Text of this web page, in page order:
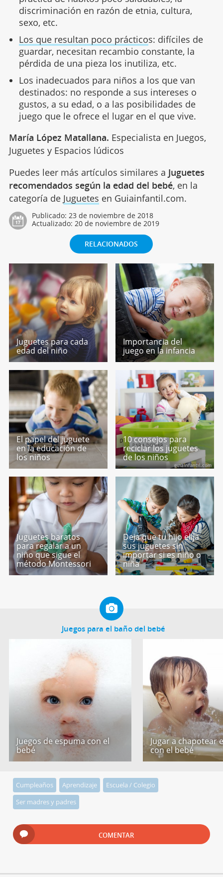
discriminación en razón de etnia, cultura,
sexo, etc.
Los que resultan poco prácticos: difíciles de
guardar, necesitan recambio constante, la
pérdida de una pieza los inutiliza, etc.
Los inadecuados para niños a los que van
destinados: no responde a sus intereses o
gustos, a su edad, o a las posibilidades de
juego que le ofrece el lugar en el que vive.
María López Matallana. Especialista en Juegos,
Juguetes y Espacios lúdicos
Puedes leer más artículos similares a Juguetes
recomendados según la edad del bebé, en la
categoría de Juguetes en Guiainfantil.com.
Publicado: 23 de noviembre de 2018
Actualizado: 20 de noviembre de 2019
RELACIONADOS
Juguetes para cada
edad del niño
Importancia del
juego en la infancia
El papel del juguete
en la educación de
los niños
10 consejos para
reciclar los juguetes
de los niños
Juguetes baratos
para regalar a un
niño que sigue el
método Montessori
Deja que tu hijo elija
sus juguetes sin
importar si es niño o
niña
Juegos para el baño del bebé
Juegos de espuma con el
bebé
Jugar a chapotear
con el bebé
Cumpleaños Aprendizaje
Escuela / Colegio
Ser madres y padres
COMENTAR